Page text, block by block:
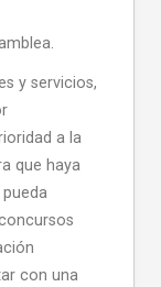
y servicios,
a la
que haya
con una